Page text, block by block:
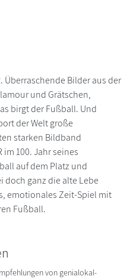
Überraschende Bilder aus der
und Grätschen,
birgt der Fußball. Und
der Welt große
starken Bildband
im 100. Jahr seines
auf dem Platz und
doch ganz die alte Lebe
emotionales Zeit-Spiel mit
Fußball.
von genialokal-